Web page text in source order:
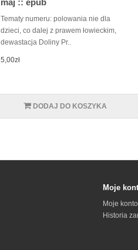
Tematy numeru: polowania nie dla
dzieci, co dalej z prawem łowieckim,
dewastacja Doliny Pr..
5,00zł
DODAJ DO KOSZYKA
Moje
Moje konto
Historia